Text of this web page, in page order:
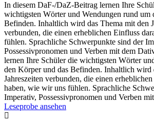
In diesem DaF-/DaZ-Beitrag lernen Ihre
wichtigsten Wörter und Wendungen rund um
Befinden. Inhaltlich wird das Thema mit den
verbunden, die einen erheblichen Einfluss
fühlen. Sprachliche Schwerpunkte sind der
Possessivpronomen und Verben mit dem
lernen Ihre Schüler die wichtigsten Wörter
den Körper und das Befinden. Inhaltlich wird
Jahreszeiten verbunden, die einen
haben, wie wir uns fühlen. Sprachliche
Imperativ, Possessivpronomen und Verben
Leseprobe ansehen
